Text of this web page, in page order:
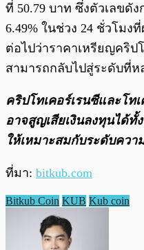
ที่ 50.79 บาท ซึ่งตัวเลขดั
6.49% ในช่วง 24 ชั่วโม
ต่อไปว่าราคาเหรียญคริ
สามารถกลับไปสู่ระดับที่
คริปโทเคอร์เรนซีและโท
อาจสูญเสียเงินลงทุนได้
ให้เหมาะสมกับระดับควา
ที่มา: bitkub.com
Bitkub Coin KUB Kub coin